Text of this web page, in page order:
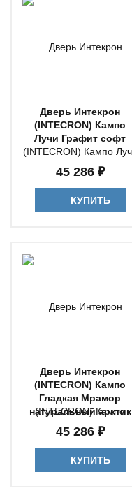
Дверь Интекрон
(INTECRON) Кампо
Лучи Графит софт
45 286 ₽
КУПИТЬ
Дверь Интекрон
(INTECRON) Кампо
Гладкая Мрамор
натуральный арктик
45 286 ₽
КУПИТЬ